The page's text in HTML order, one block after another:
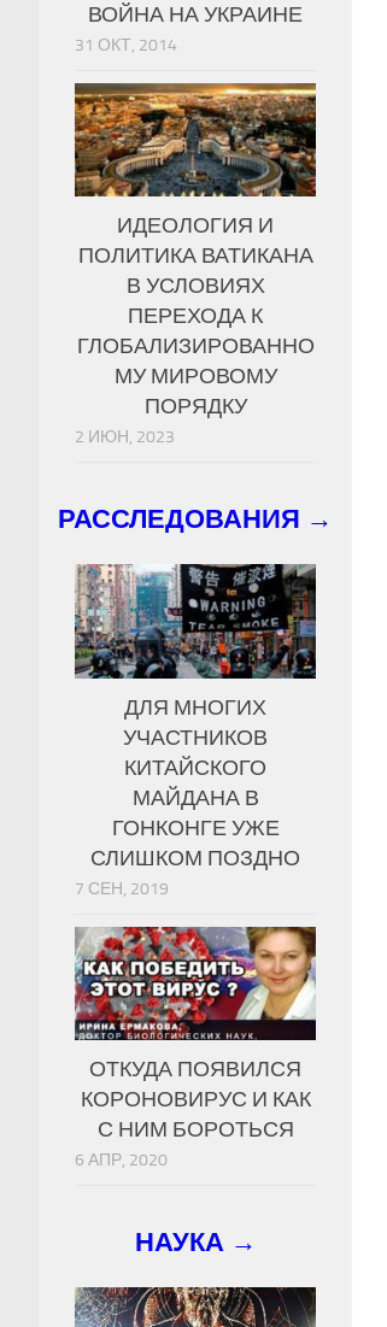
ВОЙНА НА УКРАИНЕ
31 ОКТ, 2014
ИДЕОЛОГИЯ И
ПОЛИТИКА ВАТИКАНА
В УСЛОВИЯХ
ПЕРЕХОДА К
ГЛОБАЛИЗИРОВАННО
МУ МИРОВОМУ
ПОРЯДКУ
2 ИЮН, 2023
РАССЛЕДОВАНИЯ →
ДЛЯ МНОГИХ
УЧАСТНИКОВ
КИТАЙСКОГО
МАЙДАНА В
ГОНКОНГЕ УЖЕ
СЛИШКОМ ПОЗДНО
7 СЕН, 2019
ОТКУДА ПОЯВИЛСЯ
КОРОНОВИРУС И КАК
С НИМ БОРОТЬСЯ
6 АПР, 2020
НАУКА →